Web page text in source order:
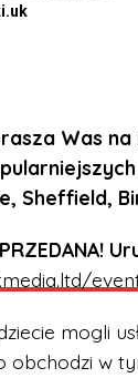
Was
Sheffield,
mogli
obchodzi w